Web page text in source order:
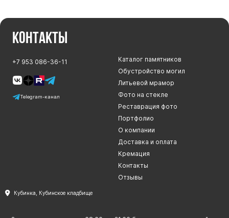
Контакты
+7 953 086-36-11
Telegram-канал
Каталог памятников
Обустройство могил
Литьевой мрамор
Фото на стекле
Реставрация фото
Портфолио
О компании
Доставка и оплата
Кремация
Контакты
Отзывы
Кубинка, Кубинское кладбище